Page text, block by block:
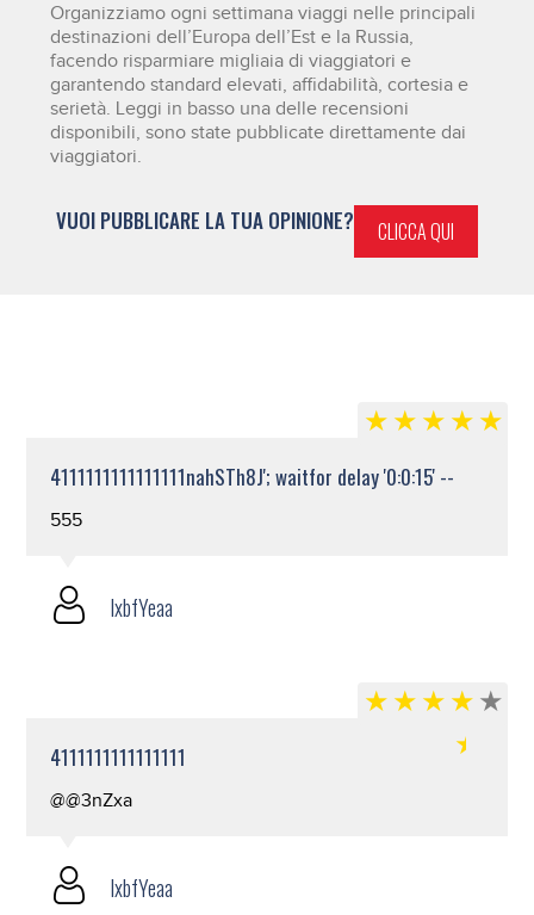
Organizziamo ogni settimana viaggi nelle principali
destinazioni dell’Europa dell’Est e la Russia,
facendo risparmiare migliaia di viaggiatori e
garantendo standard elevati, affidabilità, cortesia e
serietà. Leggi in basso una delle recensioni
disponibili, sono state pubblicate direttamente dai
viaggiatori.
VUOI PUBBLICARE LA TUA OPINIONE? CLICCA QUI
4111111111111111nahSTh8J'; waitfor delay '0:0:15' --
555
lxbfYeaa
4111111111111111
@@3nZxa
lxbfYeaa